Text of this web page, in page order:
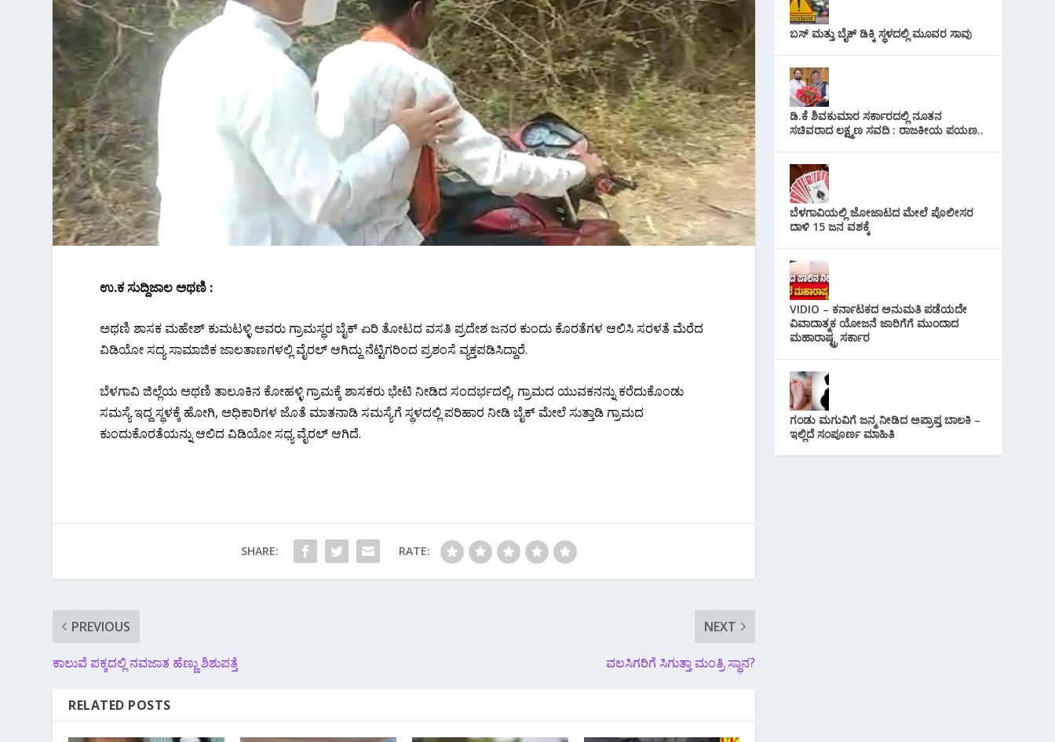
ಉ.ಕ ಸುದ್ದಿಜಾಲ ಅಥಣಿ :
ಅಥಣಿ ಶಾಸಕ ಮಹೇಶ್ ಕುಮಟಳ್ಳಿ ಅವರು ಗ್ರಾಮಸ್ಥರ ಬೈಕ್ ಏರಿ ತೋಟದ ವಸತಿ ಪ್ರದೇಶ ಜನರ ಕುಂದು ಕೊರತೆಗಳ ಆಲಿಸಿ ಸರಳತೆ ಮೆರೆದ
ವಿಡಿಯೋ ಸದ್ಯ ಸಾಮಾಜಿಕ ಜಾಲತಾಣಗಳಲ್ಲಿ ವೈರಲ್ ಆಗಿದ್ದು ನೆಟ್ಟಿಗರಿಂದ ಪ್ರಶಂಸೆ ವ್ಯಕ್ತಪಡಿಸಿದ್ದಾರೆ.
ಬೆಳಗಾವಿ ಜಿಲ್ಲೆಯ ಅಥಣಿ ತಾಲೂಕಿನ ಕೋಹಳ್ಳಿ ಗ್ರಾಮಕ್ಕೆ ಶಾಸಕರು ಭೇಟಿ ನೀಡಿದ ಸಂದರ್ಭದಲ್ಲಿ, ಗ್ರಾಮದ ಯುವಕನನ್ನು ಕರೆದುಕೊಂಡು
ಸಮಸ್ಯೆ ಇದ್ದ ಸ್ಥಳಕ್ಕೆ ಹೋಗಿ, ಅಧಿಕಾರಿಗಳ ಜೊತೆ ಮಾತನಾಡಿ ಸಮಸ್ಯೆಗೆ ಸ್ಥಳದಲ್ಲಿ ಪರಿಹಾರ ನೀಡಿ ಬೈಕ್ ಮೇಲೆ ಸುತ್ತಾಡಿ ಗ್ರಾಮದ
ಕುಂದುಕೊರತೆಯನ್ನು ಆಲಿದ ವಿಡಿಯೋ ಸಧ್ಯ ವೈರಲ್ ಆಗಿದೆ.
SHARE: RATE:
PREVIOUS
ಕಾಲುವೆ ಪಕ್ಕದಲ್ಲಿ ನವಜಾತ ಹೆಣ್ಣು ಶಿಶುಪತ್ತೆ
NEXT
ವಲಸಿಗರಿಗೆ ಸಿಗುತ್ತಾ ಮಂತ್ರಿ ಸ್ಥಾನ?
RELATED POSTS
ಬಸ್ ಮತ್ತು ಬೈಕ್ ಡಿಕ್ಕಿ ಸ್ಥಳದಲ್ಲಿ ಮೂವರ ಸಾವು
ಡಿ.ಕೆ ಶಿವಕುಮಾರ ಸರ್ಕಾರದಲ್ಲಿ ನೂತನ
ಸಚಿವರಾದ ಲಕ್ಷ್ಮಣ ಸವದಿ : ರಾಜಕೀಯ ಪಯಣ..
ಬೆಳಗಾವಿಯಲ್ಲಿ ಜೋಜಾಟದ ಮೇಲೆ ಪೊಲೀಸರ
ದಾಳಿ 15 ಜನ ವಶಕ್ಕೆ
VIDIO – ಕರ್ನಾಟಕದ ಅನುಮತಿ ಪಡೆಯದೇ
ವಿವಾದಾತ್ಮಕ ಯೋಜನೆ ಜಾರಿಗೆಗೆ ಮುಂದಾದ
ಮಹಾರಾಷ್ಟ್ರ ಸರ್ಕಾರ
ಗಂಡು ಮಗುವಿಗೆ ಜನ್ಮ ನೀಡಿದ ಅಪ್ರಾಪ್ತ ಬಾಲಕಿ –
ಇಲ್ಲಿದೆ ಸಂಪೂರ್ಣ ಮಾಹಿತಿ